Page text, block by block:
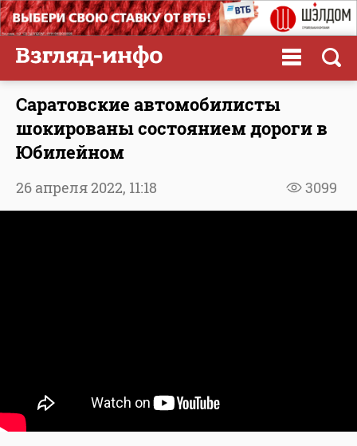
Саратовские автомобилисты
шокированы состоянием дороги в
Юбилейном
3099
26 апреля 2022, 11:18